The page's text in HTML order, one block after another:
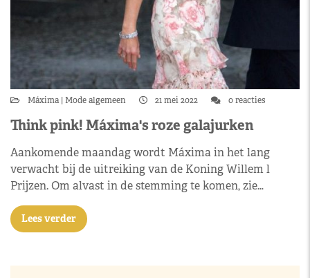
Máxima Mode algemeen 21 mei 2022 0 reacties
Think pink! Máxima's roze galajurken
Aankomende maandag wordt Máxima in het lang
verwacht bij de uitreiking van de Koning Willem l
Prijzen. Om alvast in de stemming te komen, zie…
Lees verder